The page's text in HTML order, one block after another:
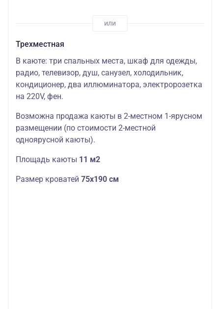
Трехместная
В каюте: три спальных места, шкаф для одежды,
радио, телевизор, душ, санузел, холодильник,
кондиционер, два иллюминатора, электророзетка
на 220V, фен.
Возможна продажа каюты в 2-местном 1-ярусном
размещении (по стоимости 2-местной
одноярусной каюты).
Площадь каюты 11 м2
Размер кроватей 75х190 см